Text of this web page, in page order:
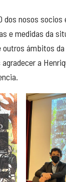
dos nosos socios
e medidas da
ámbitos
a